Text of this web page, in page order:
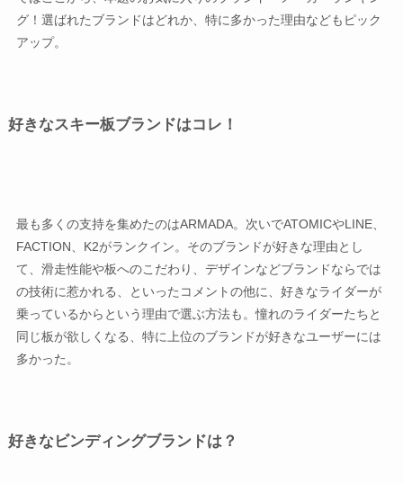
グ！選ばれたブランドはどれか、特に多かった理由などもピック
アップ。
好きなスキー板ブランドはコレ！
最も多くの支持を集めたのはARMADA。次いでATOMICやLINE、
FACTION、K2がランクイン。そのブランドが好きな理由とし
て、滑走性能や板へのこだわり、デザインなどブランドならでは
の技術に惹かれる、といったコメントの他に、好きなライダーが
乗っているからという理由で選ぶ方法も。憧れのライダーたちと
同じ板が欲しくなる、特に上位のブランドが好きなユーザーには
多かった。
好きなビンディングブランドは？